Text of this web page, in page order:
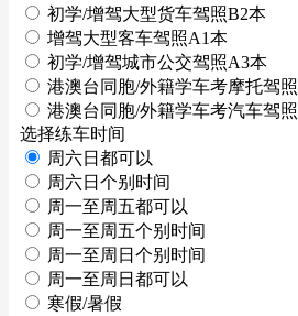
初学/增驾大型货车驾照B2本
增驾大型客车驾照A1本
初学/增驾城市公交驾照A3本
港澳台同胞/外籍学车考摩托驾照
港澳台同胞/外籍学车考汽车驾照
选择练车时间
周六日都可以
周六日个别时间
周一至周五都可以
周一至周五个别时间
周一至周日个别时间
周一至周日都可以
寒假/暑假